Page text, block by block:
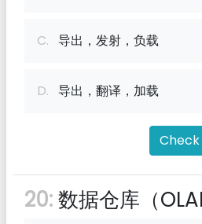
C. 导出，发射，负载
D. 导出，翻译，加载
20:数据仓库（